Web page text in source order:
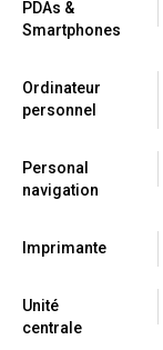
PDAs &
Smartphones
Ordinateur
personnel
Personal
navigation
Imprimante
Unité
centrale